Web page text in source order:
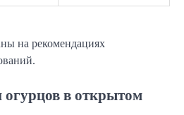
на рекомендациях
в открытом